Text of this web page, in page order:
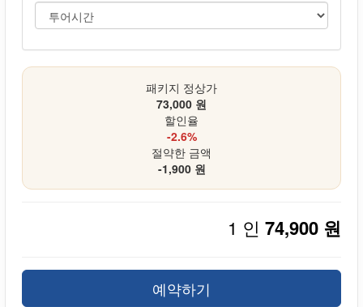
패키지 정상가
73,000 원
할인율
-2.6%
절약한 금액
-1,900 원
1 인 74,900 원
예약하기